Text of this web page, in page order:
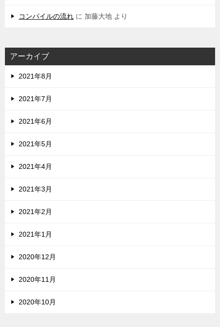
コンパイルの流れ に 加藤大地 より
アーカイブ
2021年8月
2021年7月
2021年6月
2021年5月
2021年4月
2021年3月
2021年2月
2021年1月
2020年12月
2020年11月
2020年10月